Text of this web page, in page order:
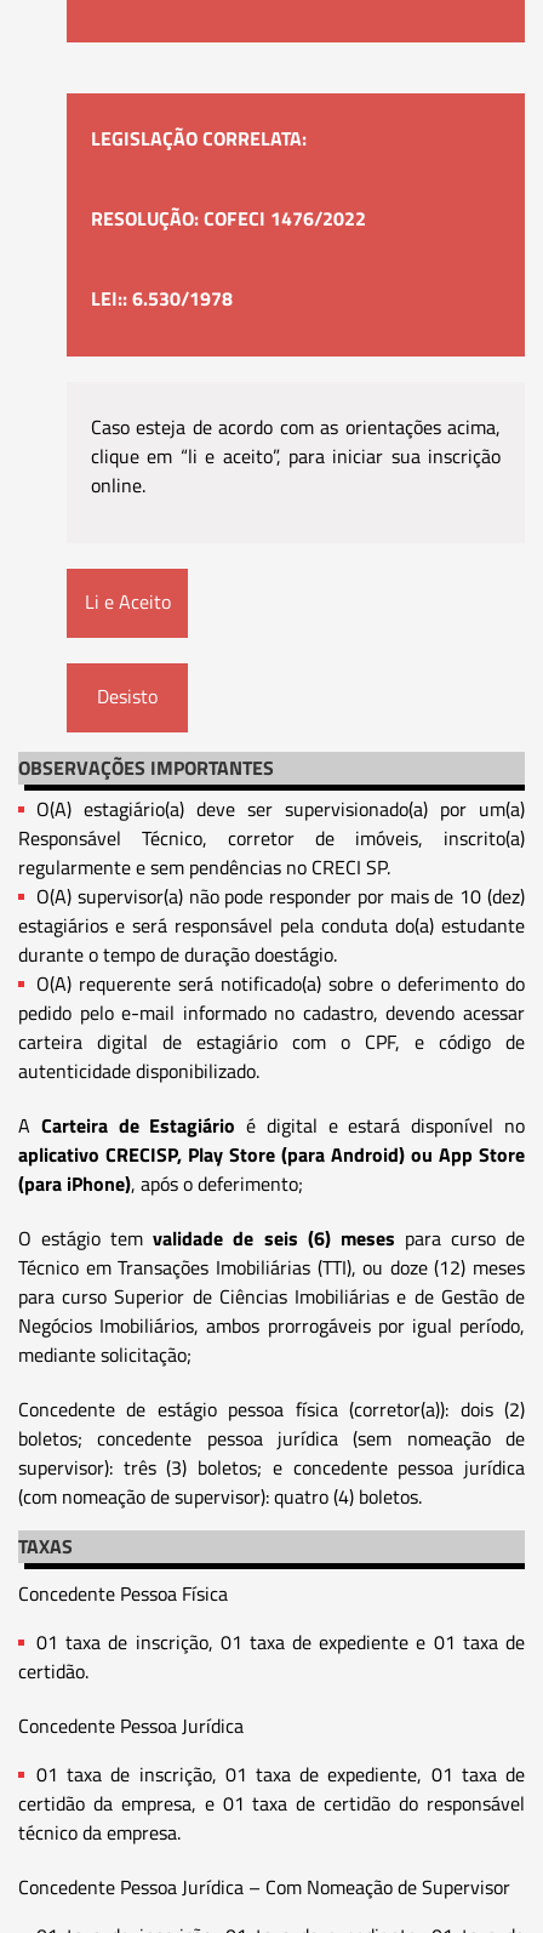
LEGISLAÇÃO CORRELATA:
RESOLUÇÃO: COFECI 1476/2022
LEI:: 6.530/1978
Caso esteja de acordo com as orientações acima,
clique em “li e aceito”, para iniciar sua inscrição
online.
Li e Aceito
Desisto
OBSERVAÇÕES IMPORTANTES
O(A) estagiário(a) deve ser supervisionado(a) por um(a)
Responsável Técnico, corretor de imóveis, inscrito(a)
regularmente e sem pendências no CRECI SP.
O(A) supervisor(a) não pode responder por mais de 10 (dez)
estagiários e será responsável pela conduta do(a) estudante
durante o tempo de duração doestágio.
O(A) requerente será notificado(a) sobre o deferimento do
pedido pelo e-mail informado no cadastro, devendo acessar
carteira digital de estagiário com o CPF, e código de
autenticidade disponibilizado.
A Carteira de Estagiário é digital e estará disponível no
aplicativo CRECISP, Play Store (para Android) ou App Store
(para iPhone), após o deferimento;
O estágio temvalidade de seis (6) meses para curso de
Técnico em Transações Imobiliárias (TTI), ou doze (12) meses
para curso Superior de Ciências Imobiliárias e de Gestão de
Negócios Imobiliários, ambos prorrogáveis por igual período,
mediante solicitação;
Concedente de estágio pessoa física (corretor(a)): dois (2)
boletos; concedente pessoa jurídica (sem nomeação de
supervisor): três (3) boletos; e concedente pessoa jurídica
(com nomeação de supervisor): quatro (4) boletos.
TAXAS
Concedente Pessoa Física
01 taxa de inscrição, 01 taxa de expediente e 01 taxa de
certidão.
Concedente Pessoa Jurídica
01 taxa de inscrição, 01 taxa de expediente, 01 taxa de
certidão da empresa, e 01 taxa de certidão do responsável
técnico da empresa.
Concedente Pessoa Jurídica – Com Nomeação de Supervisor